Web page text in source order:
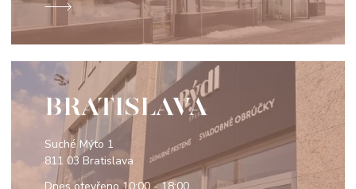
BRATISLAVA
Suché Mýto 1
811 03 Bratislava